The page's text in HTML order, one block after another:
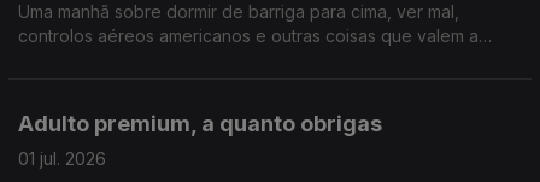
Uma manhã sobre dormir de barriga para cima, ver mal,
controlos aéreos americanos e outras coisas que valem a
Adulto premium, a quanto obrigas
01 jul. 2026